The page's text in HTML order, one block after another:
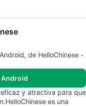
de HelloChinese -
Android
y atractiva para que
es una